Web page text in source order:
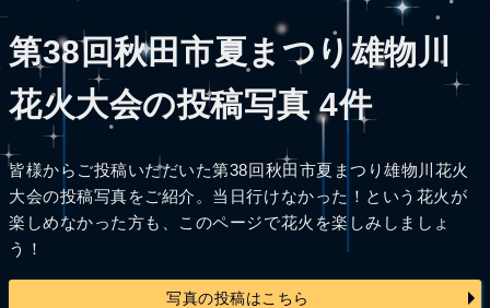
第38回秋田市夏まつり雄物川
花火大会の投稿写真 4件
皆様からご投稿いただいた第38回秋田市夏まつり雄物川花火
大会の投稿写真をご紹介。当日行けなかった！という花火が
楽しめなかった方も、このページで花火を楽しみしましょ
う！
写真の投稿はこちら